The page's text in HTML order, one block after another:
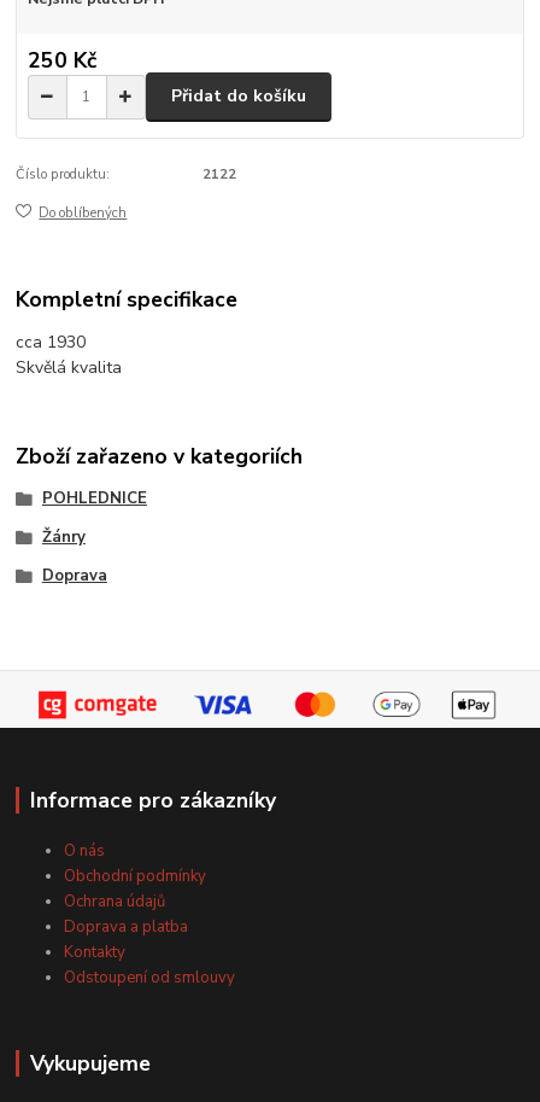
250 Kč
Přidat do košíku
Číslo produktu: 2122
Do oblíbených
Kompletní specifikace
cca 1930
Skvělá kvalita
Zboží zařazeno v kategoriích
POHLEDNICE
Žánry
Doprava
Informace pro zákazníky
O nás
Obchodní podmínky
Ochrana údajů
Doprava a platba
Kontakty
Odstoupení od smlouvy
Vykupujeme